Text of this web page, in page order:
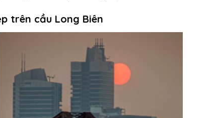
trên cầu Long Biên